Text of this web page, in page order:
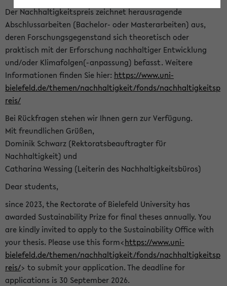
Der Nachhaltigkeitspreis zeichnet herausragende
Abschlussarbeiten (Bachelor- oder Masterarbeiten) aus,
deren Forschungsgegenstand sich theoretisch oder
praktisch mit der Erforschung nachhaltiger Entwicklung
und/oder Klimafolgen(-anpassung) befasst. Weitere
Informationen finden Sie hier: https://www.uni-
bielefeld.de/themen/nachhaltigkeit/fonds/nachhaltigkeitsp
reis/
Bei Rückfragen stehen wir Ihnen gern zur Verfügung.
Mit freundlichen Grüßen,
Dominik Schwarz (Rektoratsbeauftragter für
Nachhaltigkeit) und
Catharina Wessing (Leiterin des Nachhaltigkeitsbüros)
Dear students,
since 2023, the Rectorate of Bielefeld University has
awarded Sustainability Prize for final theses annually. You
are kindly invited to apply to the Sustainability Office with
your thesis. Please use this form<https://www.uni-
bielefeld.de/themen/nachhaltigkeit/fonds/nachhaltigkeitsp
reis/> to submit your application. The deadline for
applications is 30 September 2026.